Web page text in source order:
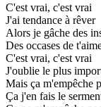
C'est vrai, c'est vrai
J'ai tendance à rêver
Alors je gâche des
Des occases de
C'est vrai, c'est vrai
J'oublie le plus
Mais ça m'empêche
Ça j'en fais le